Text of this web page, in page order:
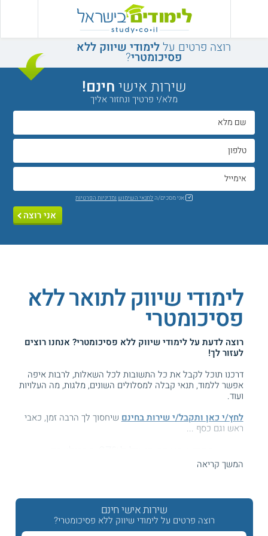
רוצה פרטים עללימודי שיווק ללא
פסיכומטרי?
שירות אישיחינם!
מלא/י פרטיך ונחזור אליך
אני מסכים/הלתנאי השימוש ומדיניות הפרטיות
אני רוצה
לימודי שיווק לתואר ללא
פסיכומטרי
רוצה לדעת עללימודי שיווק ללא פסיכומטרי? אנחנו רוצים
לעזור לך!
דרכנו תוכל לקבל את כל התשובות לכל השאלות, לרבות איפה
אפשר ללמוד, תנאי קבלה למסלולים השונים, מלגות, מה העלויות
ועוד.
לחץ/י כאן ותקבל/י שירות בחינם שיחסוך לך הרבה זמן, כאבי
ראש וגם כסף ...
עזרנו גם לך? דרג אותנו:
לימודי שיווק לתואר ראשון בלי פסיכומטרי
המשך קריאה
שירות אישי חינם
רוצה פרטים על לימודי שיווק ללא פסיכומטרי?